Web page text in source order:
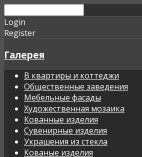
Login
Register
Галерея
В квартиры и коттеджи
Общественные заведения
Мебельные фасады
Художественная мозаика
Кованные изделия
Сувенирные изделия
Украшения из стекла
Кованые изделия